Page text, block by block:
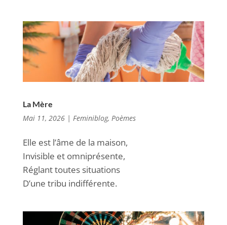
La Mère
Mai 11, 2026| Feminiblog, Poèmes
Elle est l’âme de la maison,
Invisible et omniprésente,
Réglant toutes situations
D’une tribu indifférente.